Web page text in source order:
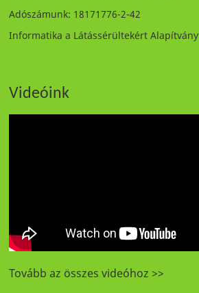
Adószámunk: 18171776-2-42
Informatika a Látássérültekért Alapítvány
Videóink
Tovább az összes videóhoz >>